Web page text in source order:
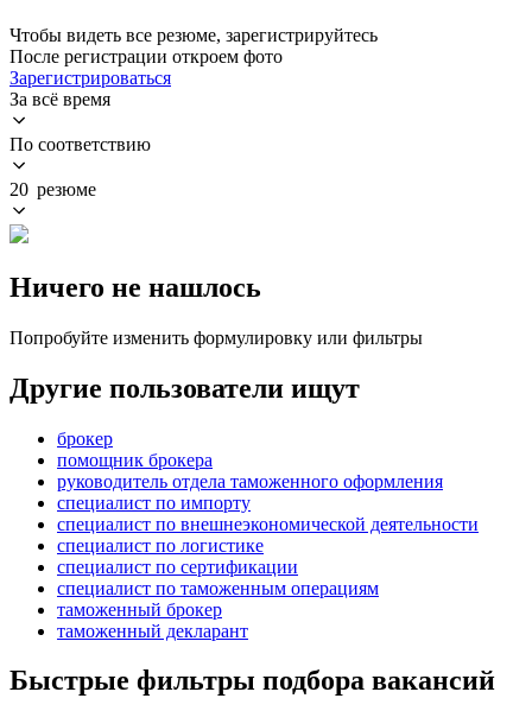
Чтобы видеть все резюме, зарегистрируйтесь
После регистрации откроем фото
Зарегистрироваться
За всё время
По соответствию
20 резюме
Ничего не нашлось
Попробуйте изменить формулировку или фильтры
Другие пользователи ищут
брокер
помощник брокера
руководитель отдела таможенного оформления
специалист по импорту
специалист по внешнеэкономической деятельности
специалист по логистике
специалист по сертификации
специалист по таможенным операциям
таможенный брокер
таможенный декларант
Быстрые фильтры подбора вакансий